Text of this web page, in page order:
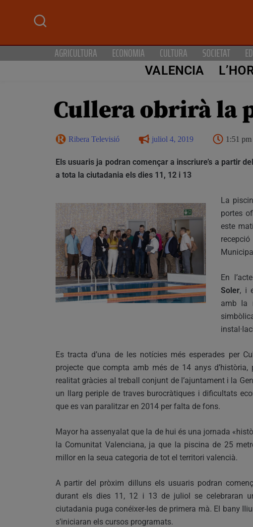
AGRICULTURA ECONOMIA CULTURA SOCIETAT
VALENCIA
Cullera obrirà la
Ribera Televisió juliol 4, 2019 1:51 pm
Els usuaris ja podran començar a inscriure’s a partir
a tota la ciutadania els dies 11, 12 i 13
La
portes
este
En
Soler, i
amb la
Es tracta d’una de les notícies més esperades per
projecte que compta amb més de 14 anys
realitat gràcies al treball conjunt de l’ajuntament i la
un llarg periple de traves burocràtiques i dificultats
que es van paralitzar en 2014 per falta de fons.
Mayor ha assenyalat que la de hui és una jornada
la Comunitat Valenciana, ja que la piscina de 25
millor en la seua categoria de tot el territori valencià.
A partir del pròxim dilluns els usuaris podran
durant els dies 11, 12 i 13 de juliol se celebraran
ciutadania puga conéixer-les de primera mà. El bany
s’iniciaran els cursos programats.